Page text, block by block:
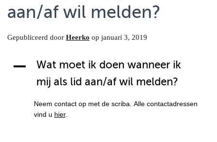
aan/af wil melden?
Gepubliceerd door Heerko op januari 3, 2019
A
Wat moet ik doen wanneer ik
mij als lid aan/af wil melden?
Neem contact op met de scriba. Alle contactadressen
vind u hier.